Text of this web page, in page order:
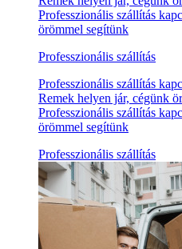
Professzionális szállítás
örömmel segítünk
Professzionális szállítás
Professzionális szállítás
Remek helyen jár, cégünk
Professzionális szállítás
örömmel segítünk
Professzionális szállítás